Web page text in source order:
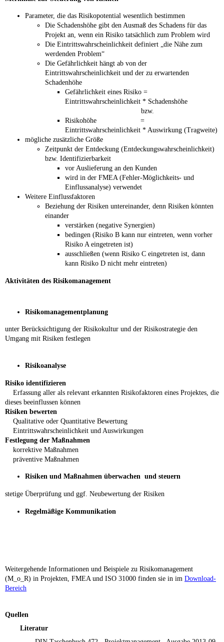
Parameter, die das Risikopotential wesentlich bestimmen
Die Schadenshöhe gibt den Ausmaß des Schadens für das
Projekt an, wenn ein Risiko tatsächlich zum Problem wird
Die Eintrittswahrscheinlichkeit definiert „die Nähe zum
werdenden Problem“
Die Gefährlichkeit hängt ab von der
Eintrittswahrscheinlichkeit und der zu erwartenden
Schadenhöhe
Gefährlichkeit eines Risiko =
Eintrittswahrscheinlichkeit * Schadenshöhe
bzw.
Risikohöhe =
Eintrittswahrscheinlichkeit * Auswirkung (Tragweite)
mögliche zusätzliche Größe
Zeitpunkt der Entdeckung (Entdeckungswahrscheinlichkeit)
bzw. Identifizierbarkeit
vor Auslieferung an den Kunden
wird in der FMEA (Fehler-Möglichkeits- und
Einflussanalyse) verwendet
Weitere Einflussfaktoren
Beziehung der Risiken untereinander, denn Risiken könnten
einander
verstärken (negative Synergien)
bedingen (Risiko B kann nur eintreten, wenn vorher
Risiko A eingetreten ist)
ausschließen (wenn Risiko C eingetreten ist, dann
kann Risiko D nicht mehr eintreten)
Aktivitäten des Risikomanagement
Risikomanagementplanung
unter Berücksichtigung der Risikokultur und der Risikostrategie den
Umgang mit Risiken festlegen
Risikoanalyse
Risiko identifizieren
Erfassung aller als relevant erkannten Risikofaktoren eines Projektes, die
dieses beeinflussen können
Risiken bewerten
Qualitative oder Quantitative Bewertung
Eintrittswahrscheinlichkeit und Auswirkungen
Festlegung der Maßnahmen
korrektive Maßnahmen
präventive Maßnahmen
Risiken und Maßnahmen überwachen und steuern
stetige Überprüfung und ggf. Neubewertung der Risiken
Regelmäßige Kommunikation
Weitergehende Informationen und Beispiele zu Risikomanagement
(M_o_R) in Projekten, FMEA und ISO 31000 finden sie in im Download-
Bereich
Quellen
Literatur